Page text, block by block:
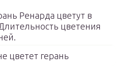
Ренарда цветут в
цветения
цветет герань